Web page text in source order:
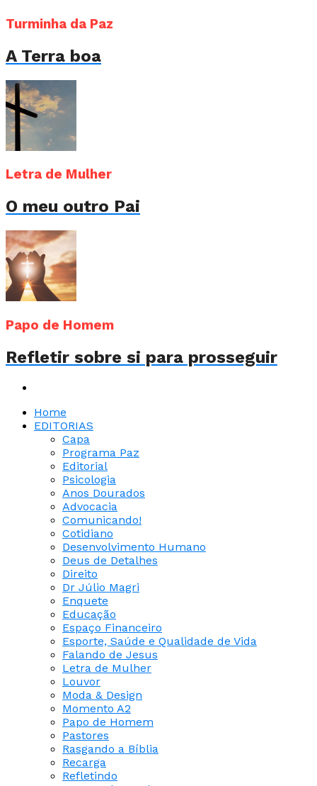
Turminha da Paz
A Terra boa
Letra de Mulher
O meu outro Pai
Papo de Homem
Refletir sobre si para prosseguir
Home
EDITORIAS
Capa
Programa Paz
Editorial
Psicologia
Anos Dourados
Advocacia
Comunicando!
Cotidiano
Desenvolvimento Humano
Deus de Detalhes
Direito
Dr Júlio Magri
Enquete
Educação
Espaço Financeiro
Esporte, Saúde e Qualidade de Vida
Falando de Jesus
Letra de Mulher
Louvor
Moda & Design
Momento A2
Papo de Homem
Pastores
Rasgando a Bíblia
Recarga
Refletindo